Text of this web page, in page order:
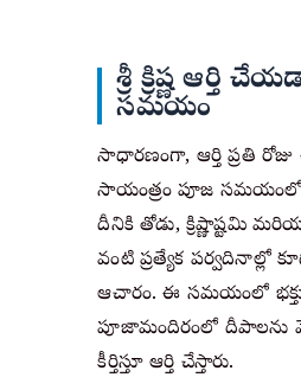
శ్రీ క్రిష్ణ ఆర్తి
సమయం
సాధారణంగా, ఆర్తి ప్రతి
సాయంత్రం పూజ సమయంలో
దీనికి తోడు, క్రిష్ణాష్టమి
వంటి ప్రత్యేక పర్వదినాల్లో
ఆచారం. ఈ సమయంలో
పూజామందిరంలో దీపాలను
కీర్తిస్తూ ఆర్తి చేస్తారు.